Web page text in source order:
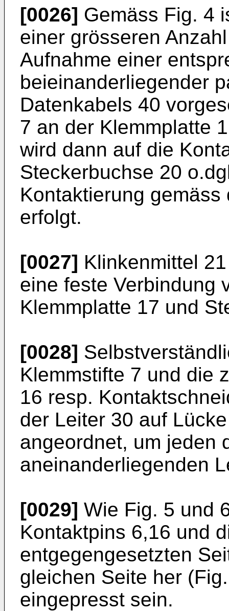
[0026] Gemäss Fig. 4
einer grösseren
Aufnahme einer
beieinanderliegender
Datenkabels 40
7 an der Klemmplatte
wird dann auf die
Steckerbuchse 20
Kontaktierung
erfolgt.
[0027] Klinkenmittel
eine feste Verbindung
Klemmplatte 17 und
[0028]
Klemmstifte 7 und die
16 resp.
der Leiter 30 auf
angeordnet, um jeden
aneinanderliegenden
[0029] Wie Fig. 5 und
Kontaktpins 6,16 und
entgegengesetzten
gleichen Seite her
eingepresst sein.